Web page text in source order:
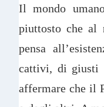
Il mondo
piuttosto che al
pensa
cattivi, di giusti
affermare che il